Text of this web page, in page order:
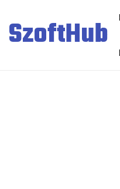
SzoftHub